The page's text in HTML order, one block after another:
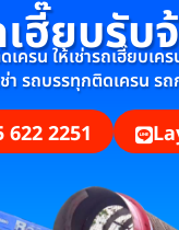
ฮี๊ยบรับ
ครน ให้เช่ารถเฮี๊ยบเค
า รถบรรทุกติดเครน ร
622 2251